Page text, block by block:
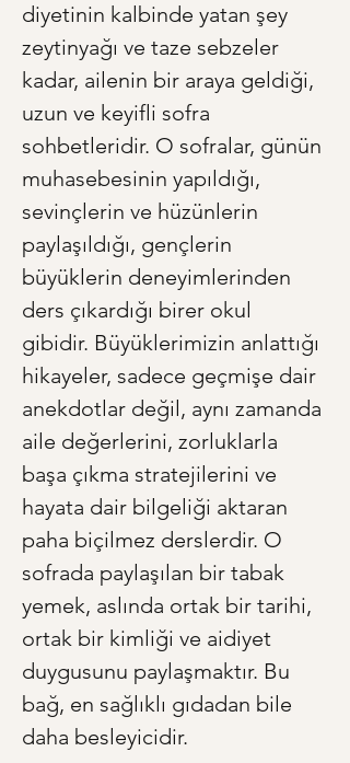
diyetinin kalbinde yatan şey
zeytinyağı ve taze sebzeler
kadar, ailenin bir araya geldiği,
uzun ve keyifli sofra
sohbetleridir. O sofralar, günün
muhasebesinin yapıldığı,
sevinçlerin ve hüzünlerin
paylaşıldığı, gençlerin
büyüklerin deneyimlerinden
ders çıkardığı birer okul
gibidir. Büyüklerimizin anlattığı
hikayeler, sadece geçmişe dair
anekdotlar değil, aynı zamanda
aile değerlerini, zorluklarla
başa çıkma stratejilerini ve
hayata dair bilgeliği aktaran
paha biçilmez derslerdir. O
sofrada paylaşılan bir tabak
yemek, aslında ortak bir tarihi,
ortak bir kimliği ve aidiyet
duygusunu paylaşmaktır. Bu
bağ, en sağlıklı gıdadan bile
daha besleyicidir.